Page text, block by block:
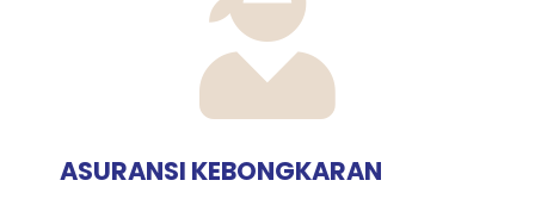
ASURANSI KEBONGKARAN